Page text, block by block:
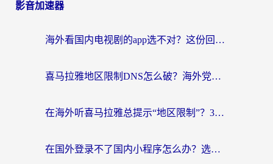
影音加速器
海外看国内电视剧的app选不对？这份回国加速器避坑指南帮你流畅追剧
喜马拉雅地区限制DNS怎么破？海外党听国内音乐听书的终极解决方案
在海外听喜马拉雅总提示“地区限制”？3步轻松解除+听国内音乐全攻略
在国外登录不了国内小程序怎么办？选对回国加速器，轻松解锁国内资源